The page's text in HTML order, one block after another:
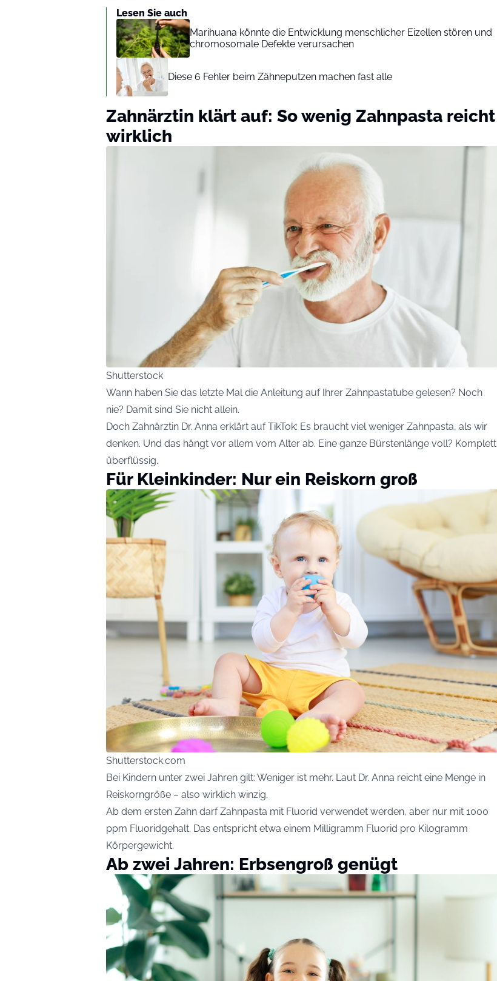
Lesen Sie auch
Marihuana könnte die Entwicklung menschlicher Eizellen stören und
chromosomale Defekte verursachen
Diese 6 Fehler beim Zähneputzen machen fast alle
Zahnärztin klärt auf: So wenig Zahnpasta reicht
wirklich
Shutterstock
Wann haben Sie das letzte Mal die Anleitung auf Ihrer Zahnpastatube gelesen? Noch
nie? Damit sind Sie nicht allein.
Doch Zahnärztin Dr. Anna erklärt auf TikTok: Es braucht viel weniger Zahnpasta, als wir
denken. Und das hängt vor allem vom Alter ab. Eine ganze Bürstenlänge voll? Komplett
überflüssig.
Für Kleinkinder: Nur ein Reiskorn groß
Shutterstock.com
Bei Kindern unter zwei Jahren gilt: Weniger ist mehr. Laut Dr. Anna reicht eine Menge in
Reiskorngröße – also wirklich winzig.
Ab dem ersten Zahn darf Zahnpasta mit Fluorid verwendet werden, aber nur mit 1000
ppm Fluoridgehalt. Das entspricht etwa einem Milligramm Fluorid pro Kilogramm
Körpergewicht.
Ab zwei Jahren: Erbsengroß genügt